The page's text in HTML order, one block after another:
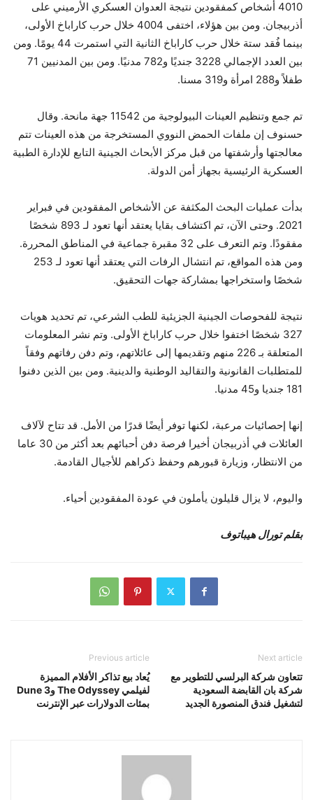
4010 أشخاص كمفقودين نتيجة العدوان العسكري الأرميني على
أذربيجان. ومن بين هؤلاء، اختفى 4004 خلال حرب كاراباخ الأولى،
بينما فُقد ستة خلال حرب كاراباخ الثانية التي استمرت 44 يومًا. ومن
بين العدد الإجمالي 3228 جنديًا و782 مدنيًا. ومن بين المدنيين 71
طفلاً و288 امرأة و319 مسنا.
تم جمع وتنظيم العينات البيولوجية من 11542 جهة مانحة. وقال
حسنوف إن ملفات الحمض النووي المستخرجة من هذه العينات تتم
معالجتها وأرشفتها من قبل مركز الأبحاث الجينية التابع للإدارة الطبية
العسكرية الرئيسية بجهاز أمن الدولة.
بدأت عمليات البحث المكثفة عن الأشخاص المفقودين في فبراير
2021. وحتى الآن، تم اكتشاف بقايا يعتقد أنها تعود لـ 893 شخصًا
مفقودًا. وتم التعرف على 32 مقبرة جماعية في المناطق المحررة.
ومن هذه المواقع، تم انتشال الرفات التي يعتقد أنها تعود لـ 253
شخصًا واستخراجها بمشاركة جهات التحقيق.
نتيجة للفحوصات الجينية الجزيئية للطب الشرعي، تم تحديد هويات
327 شخصًا اختفوا خلال حرب كاراباخ الأولى. وتم نشر المعلومات
المتعلقة بـ 226 منهم وتقديمها إلى عائلاتهم، وتم دفن رفاتهم وفقاً
للمتطلبات القانونية والتقاليد الوطنية والدينية. ومن بين الذين دفنوا
181 جنديا و45 مدنيا.
إنها إحصائيات مرعبة، لكنها توفر أيضًا قدرًا من الأمل. قد تتاح لآلاف
العائلات في أذربيجان أخيرا فرصة دفن أحبائهم بعد أكثر من 30 عاما
من الانتظار، وزيارة قبورهم وحفظ ذكراهم للأجيال القادمة.
واليوم، لا يزال قليلون يأملون في عودة المفقودين أحياء.
بقلم تورال هيباتوف
Previous article
يُعاد بيع تذاكر الأفلام المميزة
لفيلمي The Odyssey وDune 3
بمئات الدولارات عبر الإنترنت
Next article
تتعاون شركة البرلسي للتطوير مع
شركة بان القابضة السعودية
لتشغيل فندق المنصورة الجديد